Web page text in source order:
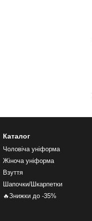
Каталог
Чоловіча уніформа
Жіноча уніформа
Взуття
Шапочки/Шкарпетки
🔥Знижки до -35%